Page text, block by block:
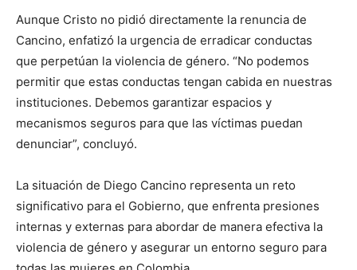
Aunque Cristo no pidió directamente la renuncia de
Cancino, enfatizó la urgencia de erradicar conductas
que perpetúan la violencia de género. “No podemos
permitir que estas conductas tengan cabida en nuestras
instituciones. Debemos garantizar espacios y
mecanismos seguros para que las víctimas puedan
denunciar”, concluyó.
La situación de Diego Cancino representa un reto
significativo para el Gobierno, que enfrenta presiones
internas y externas para abordar de manera efectiva la
violencia de género y asegurar un entorno seguro para